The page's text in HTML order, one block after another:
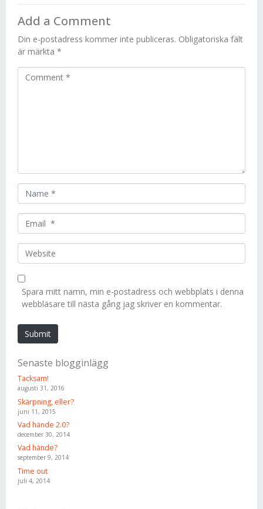
Add a Comment
Din e-postadress kommer inte publiceras. Obligatoriska fält
är märkta *
a
m
m
a
*
e
b
s
e
Spara mitt namn, min e-postadress och webbplats i denna
webbläsare till nästa gång jag skriver en kommentar.
Submit
Senaste blogginlägg
Tacksam!
augusti 31, 2016
Skärpning, eller?
juni 11, 2015
Vad hände 2.0?
december 30, 2014
Vad hände?
september 9, 2014
Time out
juli 4, 2014